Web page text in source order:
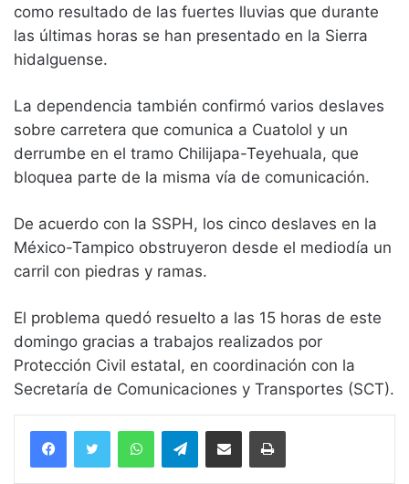
como resultado de las fuertes lluvias que durante
las últimas horas se han presentado en la Sierra
hidalguense.
La dependencia también confirmó varios deslaves
sobre carretera que comunica a Cuatolol y un
derrumbe en el tramo Chilijapa-Teyehuala, que
bloquea parte de la misma vía de comunicación.
De acuerdo con la SSPH, los cinco deslaves en la
México-Tampico obstruyeron desde el mediodía un
carril con piedras y ramas.
El problema quedó resuelto a las 15 horas de este
domingo gracias a trabajos realizados por
Protección Civil estatal, en coordinación con la
Secretaría de Comunicaciones y Transportes (SCT).
WhatsAppTelegramCompartir vía email Imprimir